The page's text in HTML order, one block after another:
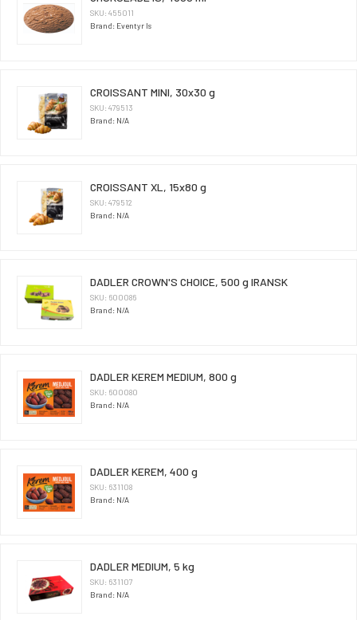
SKU: 455011
Brand: Eventyr Is
CROISSANT MINI, 30x30 g
SKU: 479513
Brand: N/A
CROISSANT XL, 15x80 g
SKU: 479512
Brand: N/A
DADLER CROWN'S CHOICE, 500 g IRANSK
SKU: 600086
Brand: N/A
DADLER KEREM MEDIUM, 800 g
SKU: 600080
Brand: N/A
DADLER KEREM, 400 g
SKU: 631108
Brand: N/A
DADLER MEDIUM, 5 kg
SKU: 631107
Brand: N/A